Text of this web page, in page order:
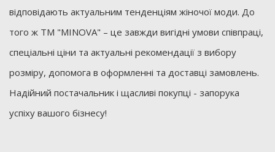
відповідають актуальним тенденціям жіночої моди. До
того ж ТМ "MINOVA" – це завжди вигідні умови співпраці,
спеціальні ціни та актуальні рекомендації з вибору
розміру, допомога в оформленні та доставці замовлень.
Надійний постачальник і щасливі покупці - запорука
успіху вашого бізнесу!